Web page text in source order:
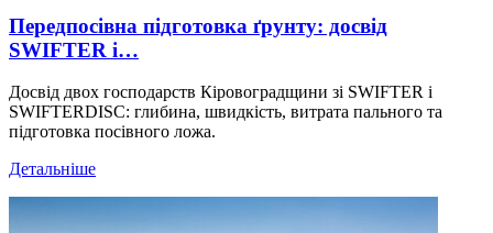
Передпосівна підготовка ґрунту: досвід
SWIFTER і…
Досвід двох господарств Кіровоградщини зі SWIFTER і
SWIFTERDISC: глибина, швидкість, витрата пального та
підготовка посівного ложа.
Детальніше